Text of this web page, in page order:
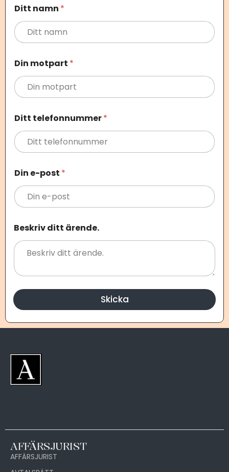
a
m
n
m
t
p
a
r
t
e
k
r
Ditt namn *
Din motpart *
Ditt telefonnummer*
Din e-post *
Beskriv ditt ärende.
Skicka
AFFÄRSJURIST
AFFÄRSJURIST